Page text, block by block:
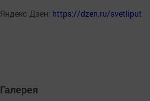
Яндекс Дзен: https://dzen.ru/svetliput
Галерея